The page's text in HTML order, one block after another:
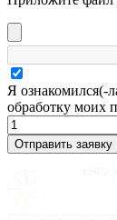
Я ознакомился(-
обработку моих